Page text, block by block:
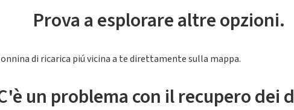
Prova a esplorare altre opzioni.
di ricarica piú vicina a te direttamente sulla mappa.
un problema con il recupero dei